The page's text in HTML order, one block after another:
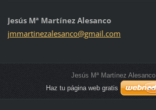
Jesús Mª Martínez Alesanco
jmmartinezalesanco@gmail.com
Jesús Mª Martínez Alesanco
Haz tu página web gratis